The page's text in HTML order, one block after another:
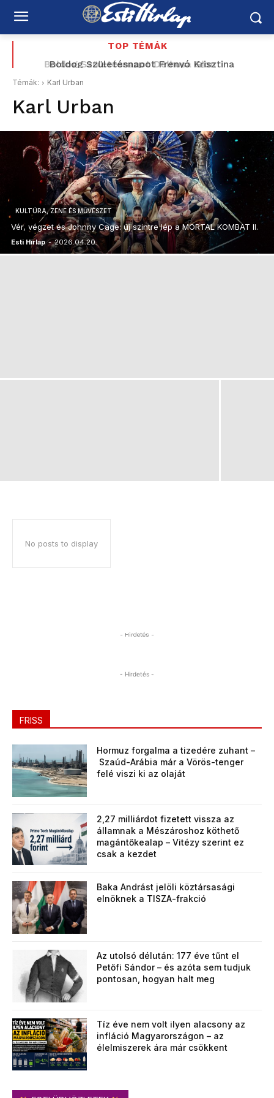
TOP TÉMÁK
Boldog Születésnapot Delhusa Gjon
Boldog Születésnapot Frenyó Krisztina
Témák: Karl Urban
Karl Urban
KULTÚRA, ZENE ÉS MŰVÉSZET
Vér, végzet és Johnny Cage: új szintre lép a MORTAL KOMBAT II.
Esti Hírlap - 2026.04.20.
No posts to display
- Hirdetés -
- Hirdetés -
FRISS
Hormuz forgalma a tizedére zuhant –
Szaúd-Arábia már a Vörös-tenger
felé viszi ki az olaját
2,27 milliárdot fizetett vissza az
államnak a Mészároshoz köthető
magántőkealap – Vitézy szerint ez
csak a kezdet
Baka Andrást jelöli köztársasági
elnöknek a TISZA-frakció
Az utolsó délután: 177 éve tűnt el
Petőfi Sándor – és azóta sem tudjuk
pontosan, hogyan halt meg
Tíz éve nem volt ilyen alacsony az
infláció Magyarországon – az
élelmiszerek ára már csökkent